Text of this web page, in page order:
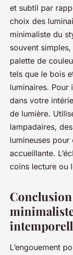
et subtil par
choix des
minimaliste du
souvent
palette de
tels que le bois
luminaires. Pour
dans votre
de lumière.
lampadaires,
lumineuses pour
accueillante.
coins lecture ou
L’engouement